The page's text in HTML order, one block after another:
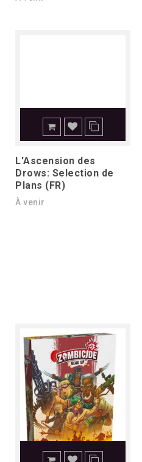
L'Ascension des
Drows: Selection de
Plans (FR)
À venir